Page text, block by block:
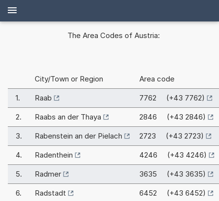
The Area Codes of Austria:
City/Town or Region Area code
1. Raab 7762 (+43 7762)
2. Raabs an der Thaya 2846 (+43 2846)
3. Rabenstein an der Pielach 2723 (+43 2723)
4. Radenthein 4246 (+43 4246)
5. Radmer 3635 (+43 3635)
6. Radstadt 6452 (+43 6452)